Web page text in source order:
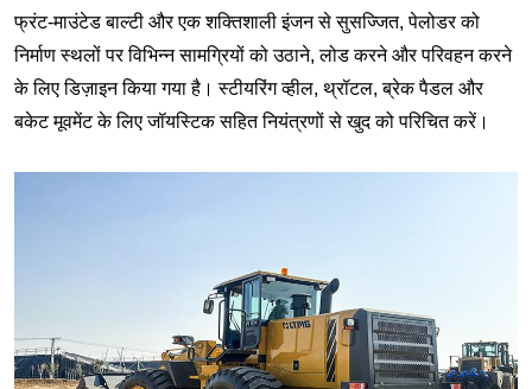
फ्रंट-माउंटेड बाल्टी और एक शक्तिशाली इंजन से सुसज्जित, पेलोडर को
निर्माण स्थलों पर विभिन्न सामग्रियों को उठाने, लोड करने और परिवहन करने
के लिए डिज़ाइन किया गया है। स्टीयरिंग व्हील, थ्रॉटल, ब्रेक पैडल और
बकेट मूवमेंट के लिए जॉयस्टिक सहित नियंत्रणों से खुद को परिचित करें।